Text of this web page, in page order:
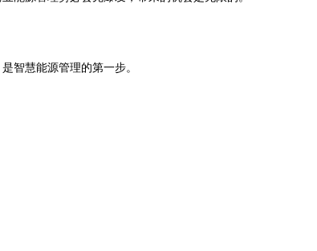
智慧能源管理的第一步。